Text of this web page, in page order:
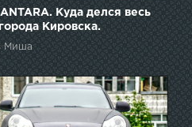
Куда делся весь
Кировска.
Миша